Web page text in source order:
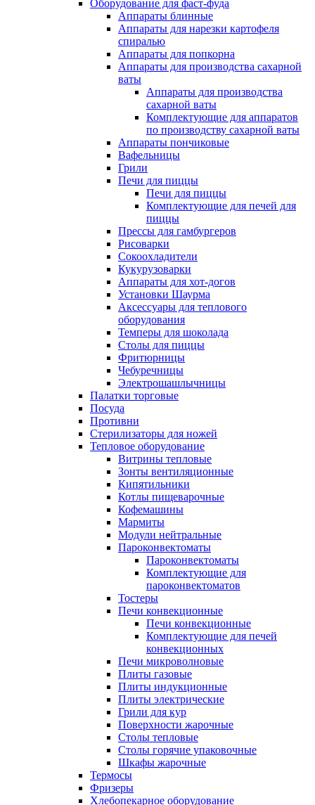
Оборудование для фаст-фуда
Аппараты блинные
Аппараты для нарезки картофеля
спиралью
Аппараты для попкорна
Аппараты для производства сахарной
ваты
Аппараты для производства
сахарной ваты
Комплектующие для аппаратов
по производству сахарной ваты
Аппараты пончиковые
Вафельницы
Грили
Печи для пиццы
Печи для пиццы
Комплектующие для печей для
пиццы
Прессы для гамбургеров
Рисоварки
Сокоохладители
Кукурузоварки
Аппараты для хот-догов
Установки Шаурма
Аксессуары для теплового
оборудования
Темперы для шоколада
Столы для пиццы
Фритюрницы
Чебуречницы
Электрошашлычницы
Палатки торговые
Посуда
Противни
Стерилизаторы для ножей
Тепловое оборудование
Витрины тепловые
Зонты вентиляционные
Кипятильники
Котлы пищеварочные
Кофемашины
Мармиты
Модули нейтральные
Пароконвектоматы
Пароконвектоматы
Комплектующие для
пароконвектоматов
Тостеры
Печи конвекционные
Печи конвекционные
Комплектующие для печей
конвекционных
Печи микроволновые
Плиты газовые
Плиты индукционные
Плиты электрические
Грили для кур
Поверхности жарочные
Столы тепловые
Столы горячие упаковочные
Шкафы жарочные
Термосы
Фризеры
Хлебопекарное оборудование